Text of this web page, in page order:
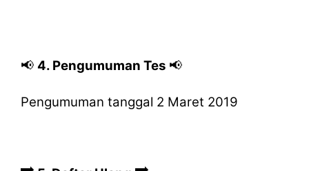
📢 4. Pengumuman Tes 📢
Pengumuman tanggal 2 Maret 2019